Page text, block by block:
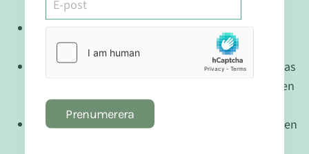
att återställa och förnya huden.
Sårläkande: Arnica kan hjälpa till att påskynda
sårläkning.
Anpassningsbar: Biofrid Arnica Salva kan användas
flera gånger om dagen, direkt på huden eller på en
kompress.
Säker: Salvan innehåller inga syntetiska färgämnen
Prenumerera